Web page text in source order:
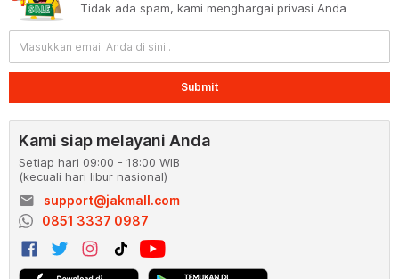
Tidak ada spam, kami menghargai privasi Anda
Submit
Kami siap melayani Anda
Setiap hari 09:00 - 18:00 WIB
(kecuali hari libur nasional)
email
support@jakmall.com
0851 3337 0987